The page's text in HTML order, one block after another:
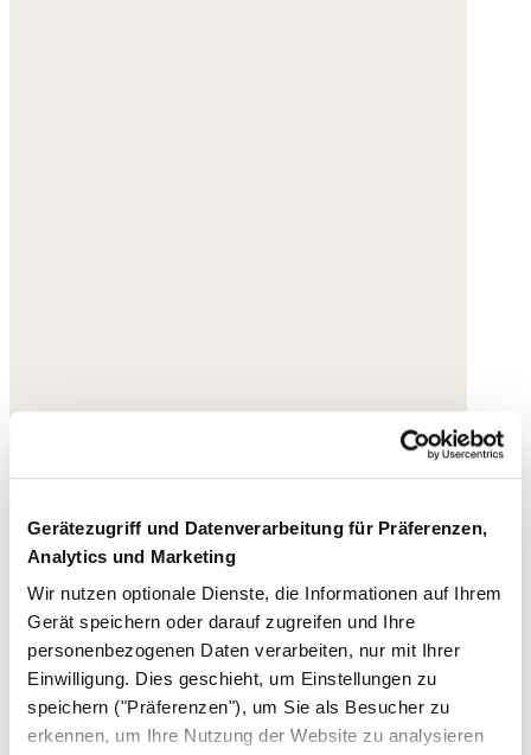
Gerätezugriff und Datenverarbeitung für Präferenzen,
Analytics und Marketing
Wir nutzen optionale Dienste, die Informationen auf Ihrem
Gerät speichern oder darauf zugreifen und Ihre
personenbezogenen Daten verarbeiten, nur mit Ihrer
Einwilligung. Dies geschieht, um Einstellungen zu
speichern ("Präferenzen"), um Sie als Besucher zu
erkennen, um Ihre Nutzung der Website zu analysieren
Bedruckte Wendejacke
Feine Baumwolle
185,- €